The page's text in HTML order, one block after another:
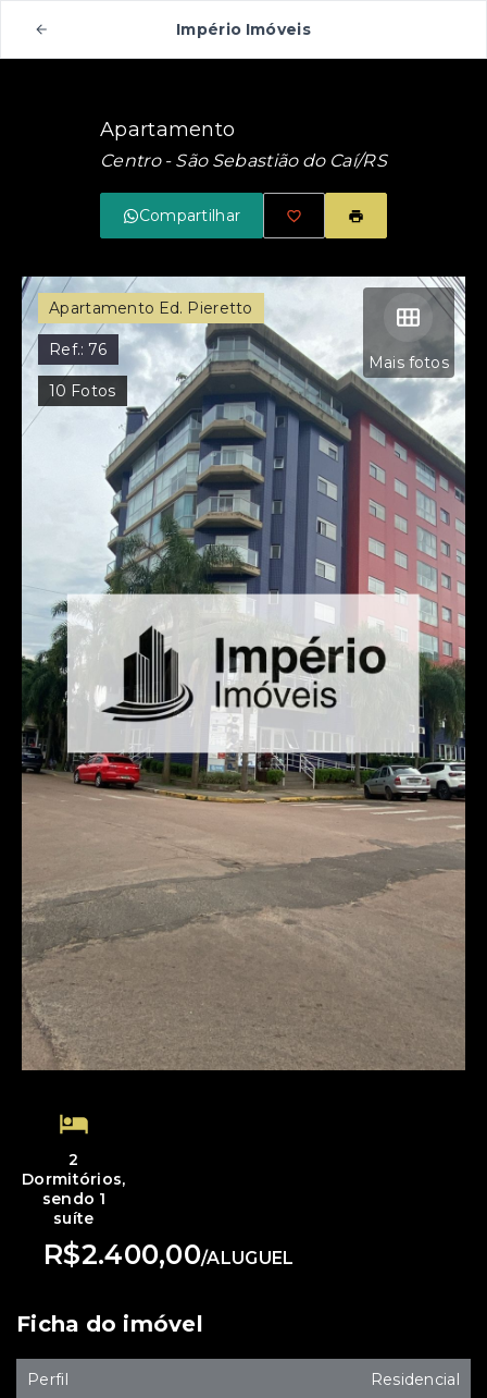
Império Imóveis
Apartamento
Centro - São Sebastião do Caí/RS
Compartilhar
Mais fotos
Apartamento Ed. Pieretto
Ref.: 76
10 Fotos
2
Dormitórios,
sendo 1
suíte
R$2.400,00/ALUGUEL
Ficha do imóvel
Perfil Residencial